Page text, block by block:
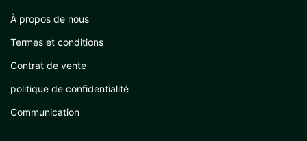
À propos de nous
Termes et conditions
Contrat de vente
politique de confidentialité
Communication